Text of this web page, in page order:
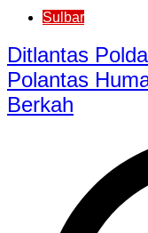
Sulbar
Ditlantas
Polantas
Berkah